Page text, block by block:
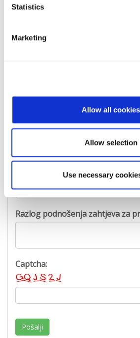
Statistics
Marketing
Allow all cookies
Allow selection
Use necessary
Država
E-mail adresa:
Razlog podnošenja zahtjeva za
Captcha:
Pošalji